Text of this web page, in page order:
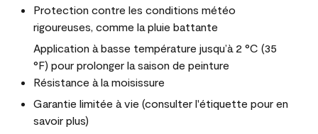
Protection contre les conditions météo
rigoureuses, comme la pluie battante
Application à basse température jusqu’à 2 °C (35
°F) pour prolonger la saison de peinture
Résistance à la moisissure
Garantie limitée à vie (consulter l'étiquette pour en
savoir plus)